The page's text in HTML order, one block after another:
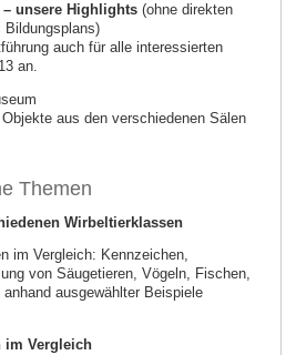
unsere Highlights (ohne direkten
Bildungsplans)
auch für alle interessierten
an.
aus den verschiedenen Sälen
Themen
Wirbeltierklassen
im Vergleich: Kennzeichen,
von Säugetieren, Vögeln, Fischen,
ausgewählter Beispiele
im Vergleich